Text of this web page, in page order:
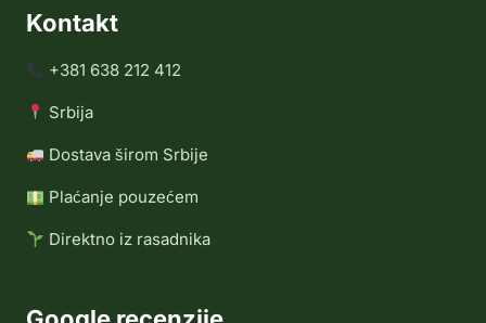
Kontakt
+381 638 212 412
Srbija
Dostava širom Srbije
Plaćanje pouzećem
Direktno iz rasadnika